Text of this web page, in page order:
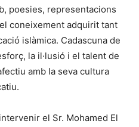
poesies, representacions
coneixement adquirit tant
islàmica. Cadascuna de
la il·lusió i el talent de
amb la seva cultura
el Sr. Mohamed El